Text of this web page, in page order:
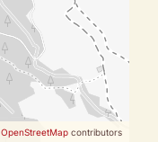
OpenStreetMapcontributors